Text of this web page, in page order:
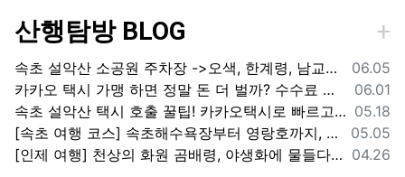
산행탐방 BLOG
등록일
06.05
속초 설악산 소공원 주차장 ->오색, 한계령, 남교리, 백담사 용대리 택시 예약 방법
등록일
06.01
카카오 택시 가맹 하면 정말 돈 더 벌까? 수수료 대비 수익 분석과 비가맹의 영리한 선택
등록일
05.18
속초 설악산 택시 호출 꿀팁! 카카오택시로 빠르고 편하게 이용하는 방법
등록일
05.05
[속초 여행 코스] 속초해수욕장부터 영랑호까지, 꼭 가봐야 할 BEST 5
등록일
04.26
[인제 여행] 천상의 화원 곰배령, 야생화에 물들다 (예약 및 코스 팁)